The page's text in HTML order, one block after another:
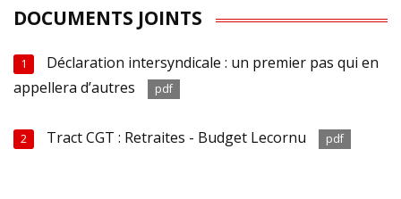
DOCUMENTS JOINTS
1
Déclaration intersyndicale : un premier pas qui en
appellera d’autres
pdf
2 Tract CGT : Retraites - Budget Lecornu pdf